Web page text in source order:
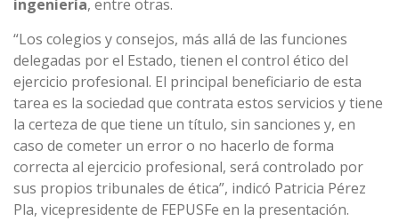
ingeniería, entre otras.
“Los colegios y consejos, más allá de las funciones
delegadas por el Estado, tienen el control ético del
ejercicio profesional. El principal beneficiario de esta
tarea es la sociedad que contrata estos servicios y tiene
la certeza de que tiene un título, sin sanciones y, en
caso de cometer un error o no hacerlo de forma
correcta al ejercicio profesional, será controlado por
sus propios tribunales de ética”, indicó Patricia Pérez
Pla, vicepresidente de FEPUSFe en la presentación.